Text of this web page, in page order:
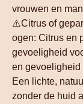
vrouwen en
⚠️Citrus of
ogen: Citrus en
gevoeligheid
en gevoeligheid
Een lichte,
zonder de huid